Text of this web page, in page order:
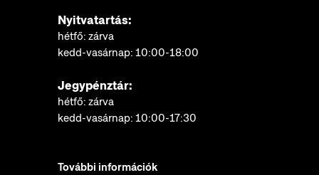
Nyitvatartás:
hétfő: zárva
kedd-vasárnap: 10:00-18:00
Jegypénztár:
hétfő: zárva
kedd-vasárnap: 10:00-17:30
További információk